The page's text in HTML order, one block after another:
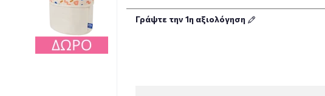
Γράψτε την 1η αξιολόγηση